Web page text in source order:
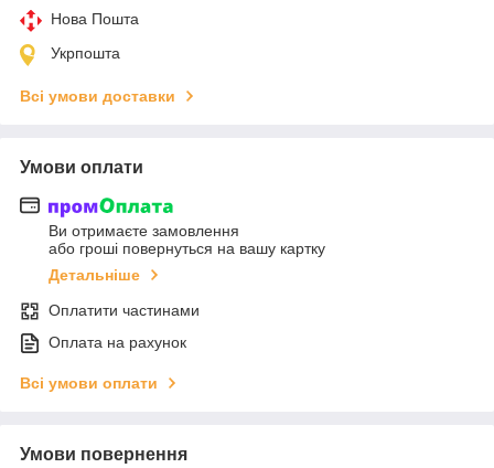
Нова Пошта
Укрпошта
Всі умови доставки
Умови оплати
Ви отримаєте замовлення
або гроші повернуться на вашу картку
Детальніше
Оплатити частинами
Оплата на рахунок
Всі умови оплати
Умови повернення